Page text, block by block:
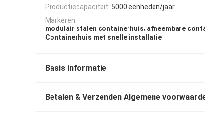
Productiecapaciteit: 5000 eenheden/jaar
Markeren:
modulair stalen containerhuis, afneembare
Containerhuis met snelle installatie
Basis informatie
Betalen & Verzenden Algemene